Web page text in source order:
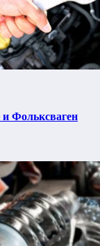
и Фольксваген